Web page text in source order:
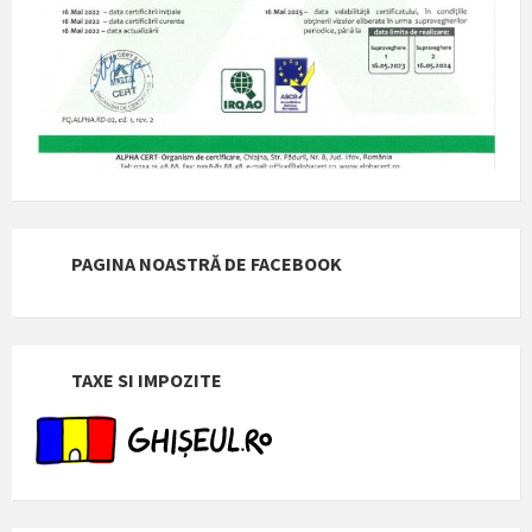
PAGINA NOASTRĂ DE FACEBOOK
TAXE SI IMPOZITE